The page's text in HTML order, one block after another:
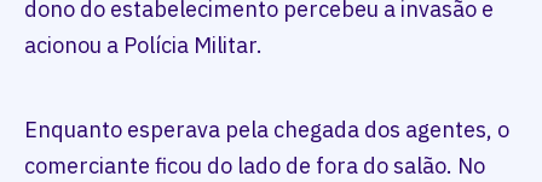
dono do estabelecimento percebeu a invasão e
acionou a Polícia Militar.
Enquanto esperava pela chegada dos agentes, o
comerciante ficou do lado de fora do salão. No